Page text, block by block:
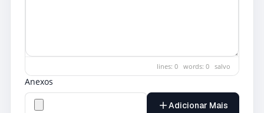
lines: 0 words: 0salvo
Anexos
Adicionar Mais